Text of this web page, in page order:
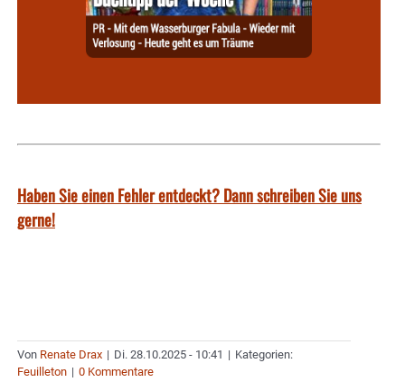
Haben Sie einen Fehler entdeckt? Dann schreiben Sie uns
gerne!
Von Renate Drax | Di. 28.10.2025 - 10:41 | Kategorien:
Feuilleton | 0 Kommentare